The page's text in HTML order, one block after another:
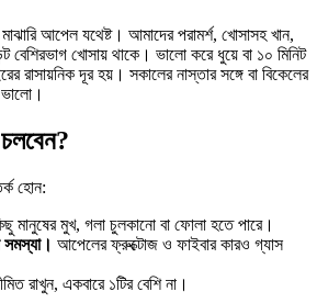
আপেল যথেষ্ট। আমাদের পরামর্শ, খোসাসহ খান,
বেশিরভাগ খোসায় থাকে। ভালো করে ধুয়ে বা ১০ মিনিট
রাসায়নিক দূর হয়। সকালের নাস্তার সঙ্গে বা বিকেলের
ভালো।
হোন:
মানুষের মুখ, গলা চুলকানো বা ফোলা হতে পারে।
সমস্যা। আপেলের ফ্রুক্টোজ ও ফাইবার কারও গ্যাস
রাখুন, একবারে ১টির বেশি না।